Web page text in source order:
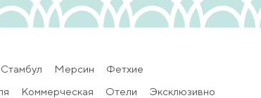
Стамбул Мерсин
Фетхие
Коммерческая Отели
Эксклюзивно